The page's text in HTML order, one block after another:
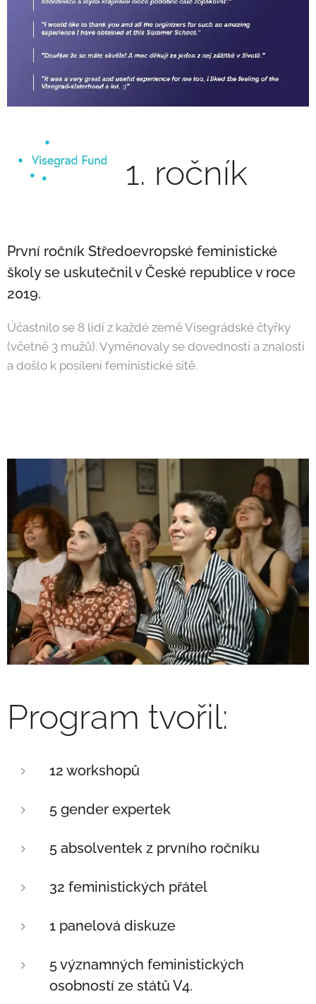
1. ročník
První ročník Středoevropské feministické
školy se uskutečnil v České republice v roce
2019.
Účastnilo se 8 lidí z každé země Visegrádské čtyřky
(včetně 3 mužů). Vyměnovaly se dovednosti a znalosti
a došlo k posílení feministické sítě.
Program tvořil:
12 workshopů
5 gender expertek
5 absolventek z prvního ročníku
32 feministických přátel
1 panelová diskuze
5 významných feministických
osobností ze států V4.